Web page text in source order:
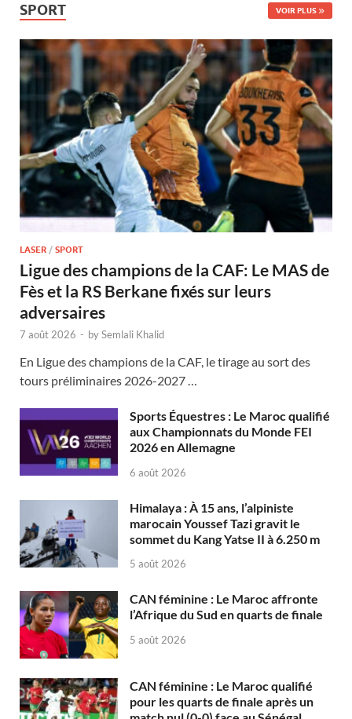
SPORT VOIR PLUS
LASER / SPORT
Ligue des champions de la CAF: Le MAS de
Fès et la RS Berkane fixés sur leurs
adversaires
7 août 2026 - bySemlali Khalid
En Ligue des champions de la CAF, le tirage au sort des
tours préliminaires 2026-2027 …
Sports Équestres : Le Maroc qualifié
aux Championnats du Monde FEI
2026 en Allemagne
6 août 2026
Himalaya : À 15 ans, l’alpiniste
marocain Youssef Tazi gravit le
sommet du Kang Yatse II à 6.250 m
5 août 2026
CAN féminine : Le Maroc affronte
l’Afrique du Sud en quarts de finale
5 août 2026
CAN féminine : Le Maroc qualifié
pour les quarts de finale après un